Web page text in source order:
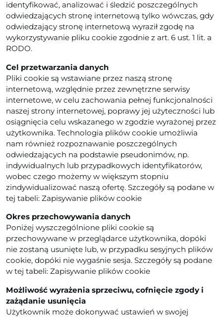
identyfikować, analizować i śledzić poszczególnych
odwiedzających stronę internetową tylko wówczas, gdy
odwiedzający stronę internetową wyraził zgodę na
wykorzystywanie pliku cookie zgodnie z art. 6 ust. 1 lit. a
RODO.
Cel przetwarzania danych
Pliki cookie są wstawiane przez naszą stronę
internetową, względnie przez zewnętrzne serwisy
internetowe, w celu zachowania pełnej funkcjonalności
naszej strony internetowej, poprawy jej użyteczności lub
osiągnięcia celu wskazanego w zgodzie wyrażonej przez
użytkownika. Technologia plików cookie umożliwia
nam również rozpoznawanie poszczególnych
odwiedzających na podstawie pseudonimów, np.
indywidualnych lub przypadkowych identyfikatorów,
wobec czego możemy w większym stopniu
zindywidualizować naszą ofertę. Szczegóły są podane w
tej tabeli: Zapisywanie plików cookie
Okres przechowywania danych
Poniżej wyszczególnione pliki cookie są
przechowywane w przeglądarce użytkownika, dopóki
nie zostaną usunięte lub, w przypadku sesyjnych plików
cookie, dopóki nie wygaśnie sesja. Szczegóły są podane
w tej tabeli: Zapisywanie plików cookie
Możliwość wyrażenia sprzeciwu, cofnięcie zgody i
zażądanie usunięcia
Użytkownik może dokonywać ustawień w swojej